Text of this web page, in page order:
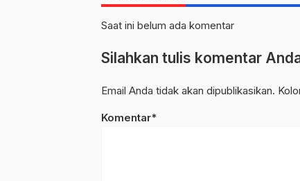
Saat ini belum ada komentar
Silahkan tulis komentar
Email Anda tidak akan dipublikasikan.
Komentar*